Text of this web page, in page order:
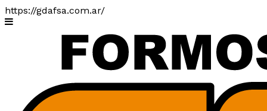
https://gdafsa.com.ar/